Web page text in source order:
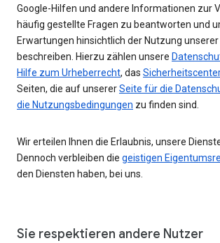
Google-Hilfen und andere Informationen zur
häufig gestellte Fragen zu beantworten und
Erwartungen hinsichtlich der Nutzung
beschreiben. Hierzu zählen unsere
Hilfe zum Urheberrecht, das
Seiten, die auf unsererSeite für die
die Nutzungsbedingungen zu finden sind.
Wir erteilen Ihnen die Erlaubnis, unsere
Dennoch verbleiben die geistigen
den Diensten haben, bei uns.
Sie respektieren andere Nutzer